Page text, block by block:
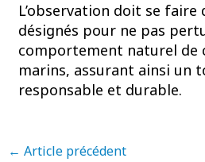
L’observation doit se
désignés pour ne pas
comportement naturel de
marins, assurant ainsi un
responsable et durable.
← Article précédent